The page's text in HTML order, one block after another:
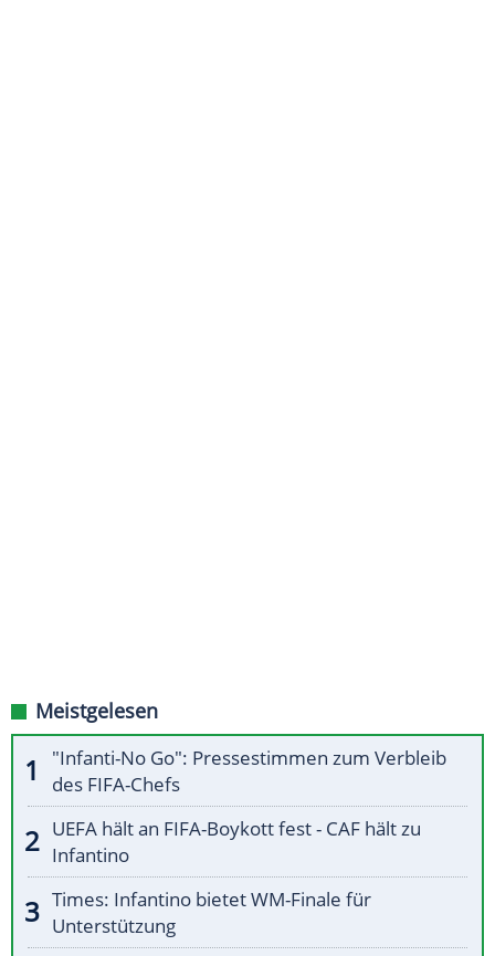
Meistgelesen
"Infanti-No Go": Pressestimmen zum Verbleib
des FIFA-Chefs
UEFA hält an FIFA-Boykott fest - CAF hält zu
Infantino
Times: Infantino bietet WM-Finale für
Unterstützung